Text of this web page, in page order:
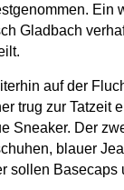
Ein
Gladbach
auf der
trug zur Tatzeit
Sneaker. Der
blauer
sollen Basecaps